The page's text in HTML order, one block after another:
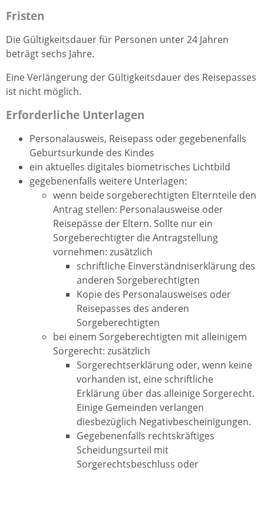
Fristen
Die Gültigkeitsdauerfür Personen unter 24 Jahren
beträgt sechs Jahre.
Eine Verlängerung der Gültigkeitsdauer des Reisepasses
ist nicht möglich.
Erforderliche Unterlagen
Personalausweis, Reisepass oder gegebenenfalls
Geburtsurkunde des Kindes
ein aktuelles digitales biometrisches Lichtbild
gegebenenfalls weitere Unterlagen:
wenn beide sorgeberechtigten Elternteile den
Antrag stellen: Personalausweise oder
Reisepässe der Eltern. Sollte nur ein
Sorgeberechtigter die Antragstellung
vornehmen: zusätzlich
schriftliche Einverständniserklärung des
anderen Sorgeberechtigten
Kopie des Personalausweises oder
Reisepasses des anderen
Sorgeberechtigten
bei einem Sorgeberechtigten mit alleinigem
Sorgerecht: zusätzlich
Sorgerechtserklärung oder, wenn keine
vorhanden ist, eine schriftliche
Erklärung über das alleinige Sorgerecht.
Einige Gemeinden verlangen
diesbezüglich Negativbescheinigungen.
Gegebenenfalls rechtskräftiges
Scheidungsurteil mit
Sorgerechtsbeschluss oder